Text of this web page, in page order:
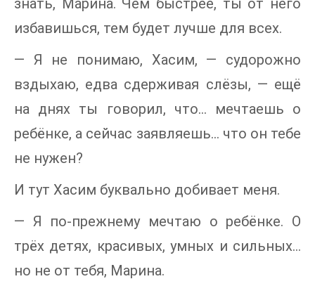
знать, Марина. Чем быстрее, ты от него
избавишься, тем будет лучше для всех.
— Я не понимаю, Хасим, — судорожно
вздыхаю, едва сдерживая слёзы, — ещё
на днях ты говорил, что… мечтаешь о
ребёнке, а сейчас заявляешь… что он тебе
не нужен?
И тут Хасим буквально добивает меня.
— Я по-прежнему мечтаю о ребёнке. О
трёх детях, красивых, умных и сильных…
но не от тебя, Марина.